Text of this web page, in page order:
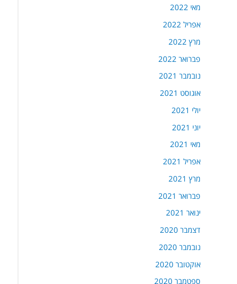
מאי 2022
אפריל 2022
מרץ 2022
פברואר 2022
נובמבר 2021
אוגוסט 2021
יולי 2021
יוני 2021
מאי 2021
אפריל 2021
מרץ 2021
פברואר 2021
ינואר 2021
דצמבר 2020
נובמבר 2020
אוקטובר 2020
ספטמבר 2020